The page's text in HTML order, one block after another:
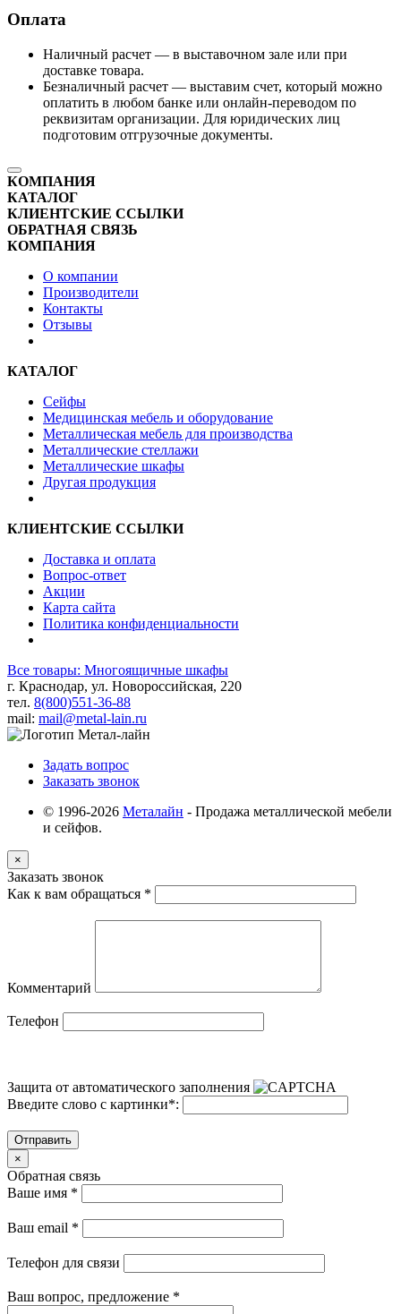
Оплата
Наличный расчет — в выставочном зале или при
доставке товара.
Безналичный расчет — выставим счет, который можно
оплатить в любом банке или онлайн-переводом по
реквизитам организации. Для юридических лиц
подготовим отгрузочные документы.
КОМПАНИЯ
КАТАЛОГ
КЛИЕНТСКИЕ ССЫЛКИ
ОБРАТНАЯ СВЯЗЬ
КОМПАНИЯ
О компании
Производители
Контакты
Отзывы
КАТАЛОГ
Сейфы
Медицинская мебель и оборудование
Металлическая мебель для производства
Металлические стеллажи
Металлические шкафы
Другая продукция
КЛИЕНТСКИЕ ССЫЛКИ
Доставка и оплата
Вопрос-ответ
Акции
Карта сайта
Политика конфиденциальности
Все товары: Многоящичные шкафы
г. Краснодар, ул. Новороссийская, 220
тел. 8(800)551-36-88
mail: mail@metal-lain.ru
Задать вопрос
Заказать звонок
© 1996-2026 Металайн - Продажа металлической мебели
и сейфов.
×
Заказать звонок
Как к вам обращаться *
Комментарий
Телефон
Защита от автоматического заполнения
Введите слово с картинки*:
Отправить
×
Обратная связь
Ваше имя *
Ваш email *
Телефон для связи
Ваш вопрос, предложение *